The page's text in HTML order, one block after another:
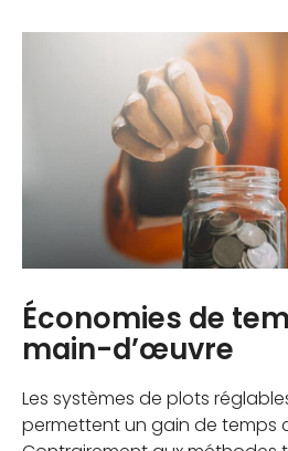
Économies de
main-d’œuvre
Les systèmes de plots
permettent un gain de temps